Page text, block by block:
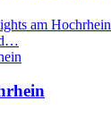
am
d…